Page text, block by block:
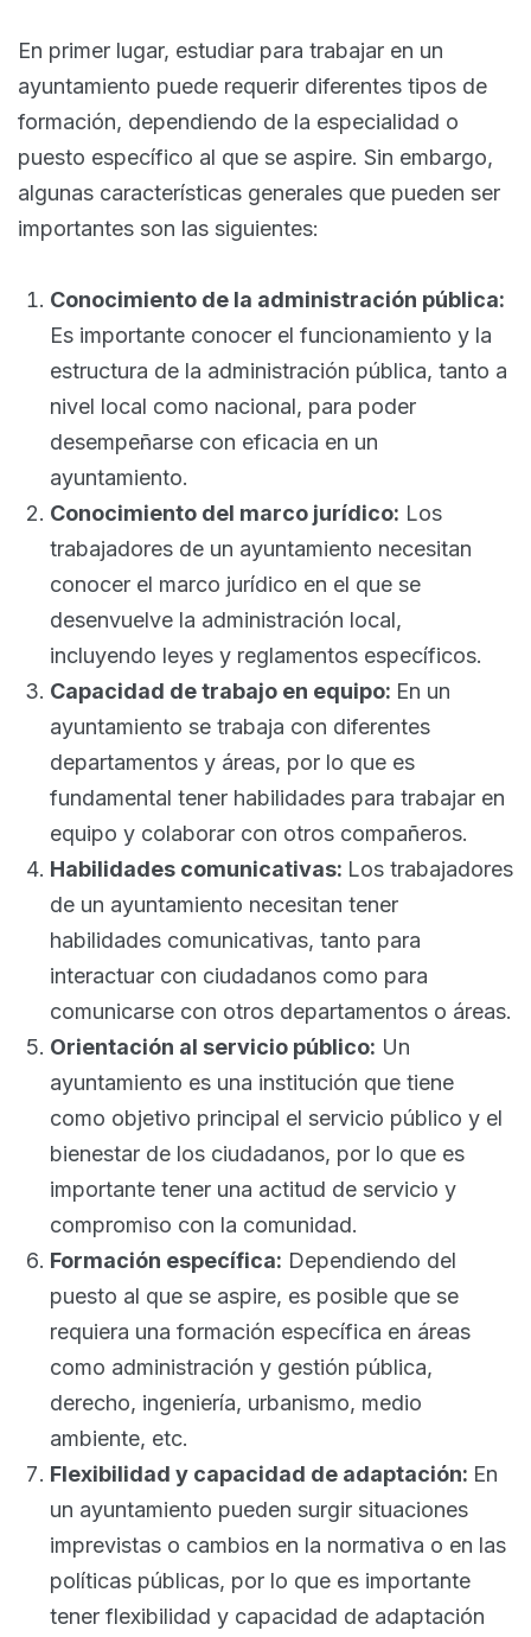
En primer lugar, estudiar para trabajar en un
ayuntamiento puede requerir diferentes tipos de
formación, dependiendo de la especialidad o
puesto específico al que se aspire. Sin embargo,
algunas características generales que pueden ser
importantes son las siguientes:
Conocimiento de la administración pública:
Es importante conocer el funcionamiento y la
estructura de la administración pública, tanto a
nivel local como nacional, para poder
desempeñarse con eficacia en un
ayuntamiento.
Conocimiento del marco jurídico: Los
trabajadores de un ayuntamiento necesitan
conocer el marco jurídico en el que se
desenvuelve la administración local,
incluyendo leyes y reglamentos específicos.
Capacidad de trabajo en equipo: En un
ayuntamiento se trabaja con diferentes
departamentos y áreas, por lo que es
fundamental tener habilidades para trabajar en
equipo y colaborar con otros compañeros.
Habilidades comunicativas: Los trabajadores
de un ayuntamiento necesitan tener
habilidades comunicativas, tanto para
interactuar con ciudadanos como para
comunicarse con otros departamentos o áreas.
Orientación al servicio público: Un
ayuntamiento es una institución que tiene
como objetivo principal el servicio público y el
bienestar de los ciudadanos, por lo que es
importante tener una actitud de servicio y
compromiso con la comunidad.
Formación específica: Dependiendo del
puesto al que se aspire, es posible que se
requiera una formación específica en áreas
como administración y gestión pública,
derecho, ingeniería, urbanismo, medio
ambiente, etc.
Flexibilidad y capacidad de adaptación: En
un ayuntamiento pueden surgir situaciones
imprevistas o cambios en la normativa o en las
políticas públicas, por lo que es importante
tener flexibilidad y capacidad de adaptación